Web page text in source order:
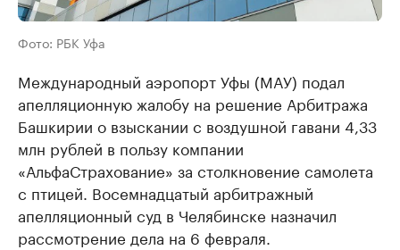
Фото: РБК Уфа
Международный аэропорт Уфы (МАУ) подал
апелляционную жалобу на решение Арбитража
Башкирии о взыскании с воздушной гавани 4,33
млн рублей в пользу компании
«АльфаСтрахование» за столкновение самолета
с птицей. Восемнадцатый арбитражный
апелляционный суд в Челябинске назначил
рассмотрение дела на 6 февраля.